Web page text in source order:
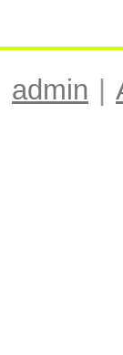
admin